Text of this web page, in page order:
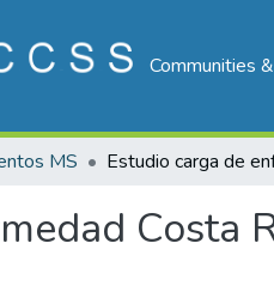
Communities
MS
Costa